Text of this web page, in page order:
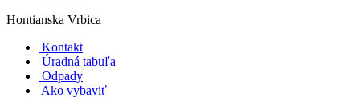
Hontianska Vrbica
Kontakt
Úradná tabuľa
Odpady
Ako vybaviť